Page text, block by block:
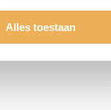
Alles toestaan